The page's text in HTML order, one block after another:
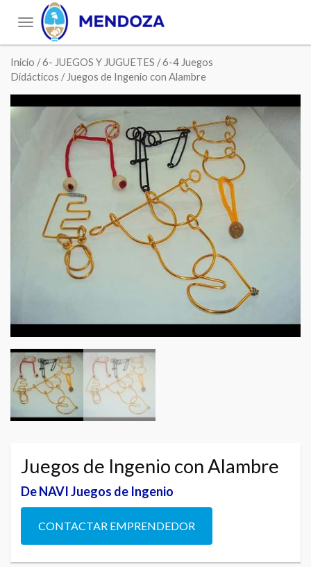
Toggle
navigation
Inicio /6- JUEGOS Y JUGUETES /6-4 Juegos
Didácticos / Juegos de Ingenio con Alambre
Juegos de Ingenio con Alambre
De NAVI Juegos de Ingenio
CONTACTAR EMPRENDEDOR